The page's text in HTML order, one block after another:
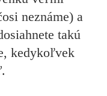
neznáme) a
takú
kedykoľvek